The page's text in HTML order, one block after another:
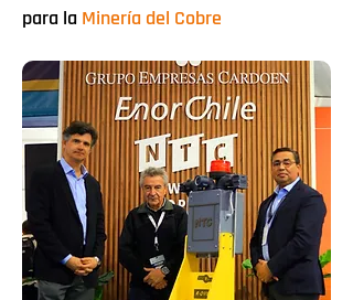
para la Minería del Cobre